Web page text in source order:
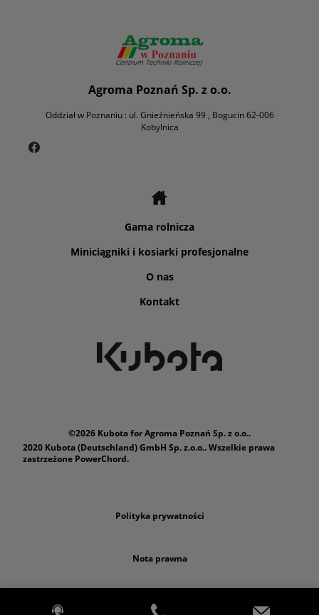
Agroma Poznań Sp. z o.o.
Oddział w Poznaniu : ul. Gnieźnieńska 99 , Bogucin 62-006
Kobylnica
Gama rolnicza
Miniciągniki i kosiarki profesjonalne
O nas
Kontakt
©2026 Kubota for Agroma Poznań Sp. z o.o..
2020 Kubota (Deutschland) GmbH Sp. z.o.o.. Wszelkie prawa
zastrzeżone PowerChord.
Polityka prywatności
Nota prawna